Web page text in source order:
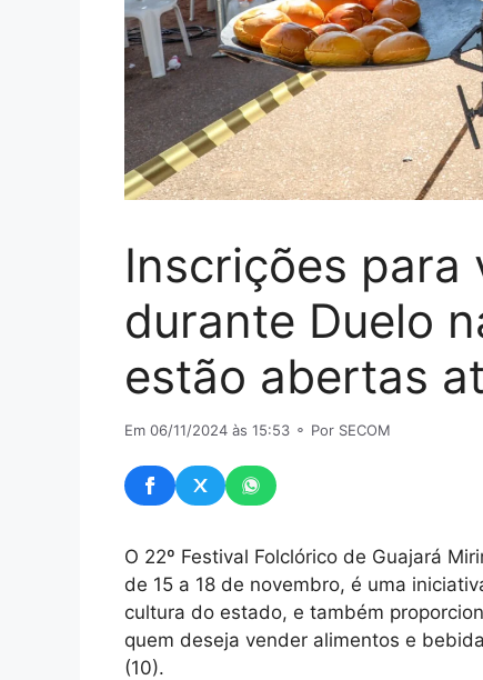
Inscrições para
durante Duelo
estão abertas
Em 06/11/2024 às 15:53 ⚬ Por SECOM
O 22º Festival Folclórico de Guajará
de 15 a 18 de novembro, é uma
cultura do estado, e também
quem deseja vender alimentos e
(10).